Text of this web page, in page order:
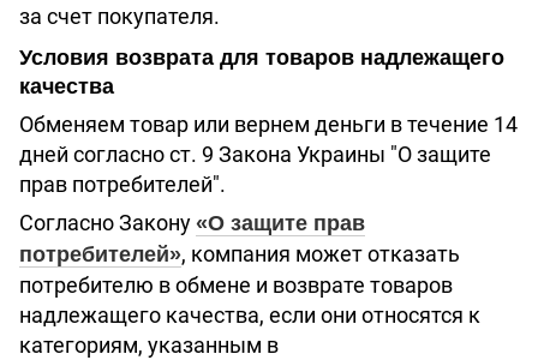
за счет покупателя.
Условия возврата для товаров надлежащего
качества
Обменяем товар или вернем деньги в течение 14
дней согласно ст. 9 Закона Украины "О защите
прав потребителей".
Согласно Закону «О защите прав
потребителей», компания может отказать
потребителю в обмене и возврате товаров
надлежащего качества, если они относятся к
категориям, указанным в